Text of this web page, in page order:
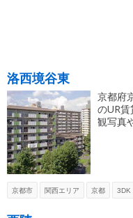
洛西境谷東
京都府
のUR
観写真
京都市 関西エリア 京都 3DK